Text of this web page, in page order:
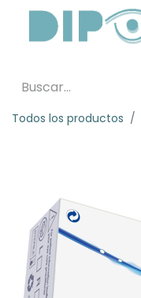
Todos los productos